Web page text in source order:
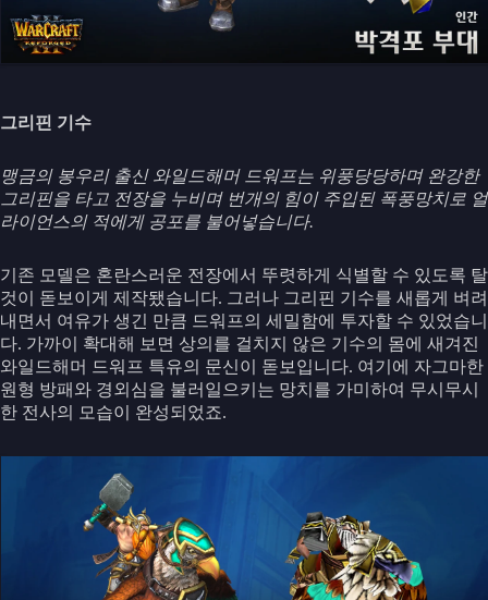
그리핀 기수
맹금의 봉우리 출신 와일드해머 드워프는 위풍당당하며 완강한
그리핀을 타고 전장을 누비며 번개의 힘이 주입된 폭풍망치로 얼
라이언스의 적에게 공포를 불어넣습니다.
기존 모델은 혼란스러운 전장에서 뚜렷하게 식별할 수 있도록 탈
것이 돋보이게 제작됐습니다. 그러나 그리핀 기수를 새롭게 벼려
내면서 여유가 생긴 만큼 드워프의 세밀함에 투자할 수 있었습니
다. 가까이 확대해 보면 상의를 걸치지 않은 기수의 몸에 새겨진
와일드해머 드워프 특유의 문신이 돋보입니다. 여기에 자그마한
원형 방패와 경외심을 불러일으키는 망치를 가미하여 무시무시
한 전사의 모습이 완성되었죠.